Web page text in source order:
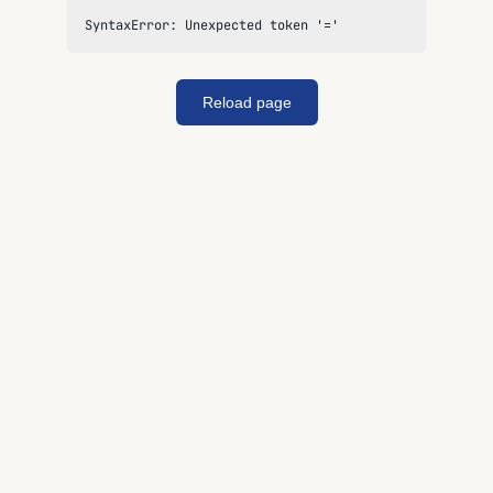
SyntaxError: Unexpected token '='
Reload page